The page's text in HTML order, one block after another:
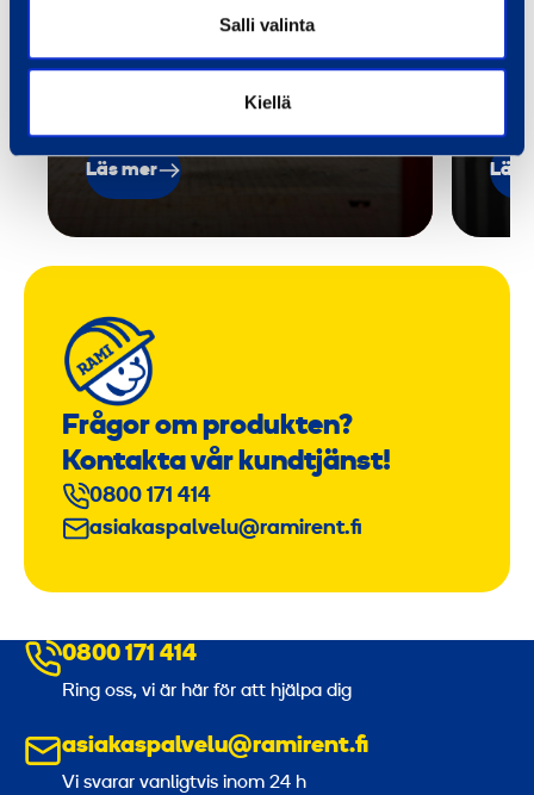
Salli valinta
Kiellä
Läs mer Läs
Frågor om produkten?
Kontakta vår kundtjänst!
0800 171 414
asiakaspalvelu@ramirent.fi
0800 171 414
Ring oss, vi är här för att hjälpa dig
asiakaspalvelu@ramirent.fi
Vi svarar vanligtvis inom 24 h